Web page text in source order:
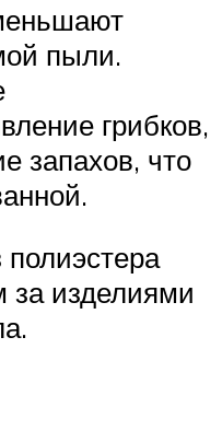
пыли.
грибков,
запахов, что
за изделиями